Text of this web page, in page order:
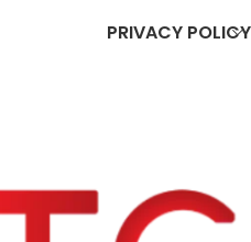
PRIVACY POLICY